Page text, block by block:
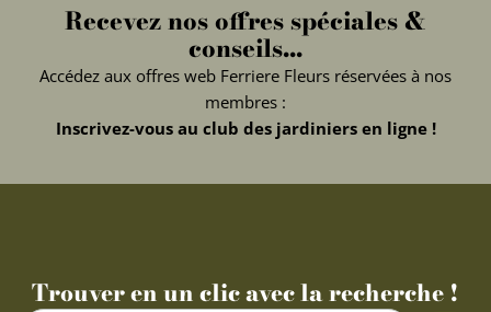
Recevez nos offres spéciales &
conseils...
Accédez aux offres web Ferriere Fleurs réservées à nos
membres :
Inscrivez-vous au club des jardiniers en ligne !
Trouver en un clic avec la recherche !